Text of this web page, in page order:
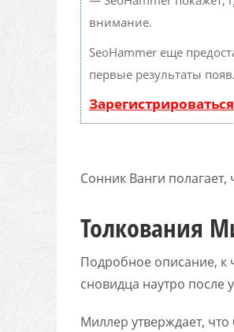
внимание.
SeoHammer еще
первые результаты
Сонник Ванги
Толкования
Подробное описание, к
сновидца наутро после
Миллер утверждает,